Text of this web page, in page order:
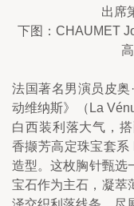
出席
下图：CHAUMET
法国著名男演员皮奥
动维纳斯》（La
白西装利落大气，
香撷芳高定珠宝套系
造型。这枚胸针甄选
宝石作为主石，凝萃